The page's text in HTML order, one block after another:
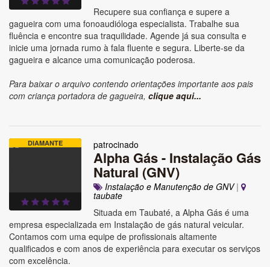
Recupere sua confiança e supere a
gagueira com uma fonoaudióloga especialista. Trabalhe sua
fluência e encontre sua traquilidade. Agende já sua consulta e
inicie uma jornada rumo à fala fluente e segura. Liberte-se da
gagueira e alcance uma comunicação poderosa.
Para baixar o arquivo contendo orientações importante aos pais
com criança portadora de gagueira, clique aqui...
DIAMANTE patrocinado
Alpha Gás - Instalação Gás
Natural (GNV)
Instalação e Manutenção de GNV|
taubate
Situada em Taubaté, a Alpha Gás é uma
empresa especializada em Instalação de gás natural veicular.
Contamos com uma equipe de profissionais altamente
qualificados e com anos de experiência para executar os serviços
com excelência.